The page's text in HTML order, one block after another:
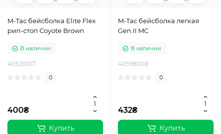
M-Tac бейсболка Elite Flex
рип-стоп Coyote Brown
В наличии
40520017
0
400₴
Купить
M-Tac бейсболка легкая
Gen.II MC
В наличии
40598008
0
432₴
Купить